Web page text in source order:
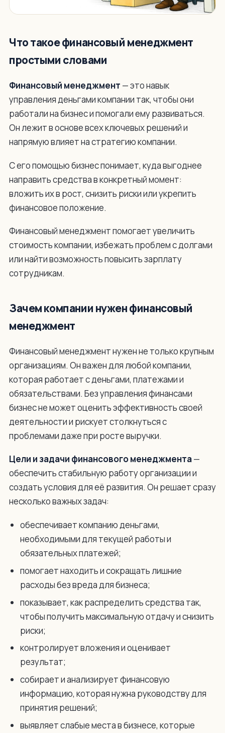
Что такое финансовый менеджмент
простыми словами
Финансовый менеджмент — это навык
управления деньгами компании так, чтобы они
работали на бизнес и помогали ему развиваться.
Он лежит в основе всех ключевых решений и
напрямую влияет на стратегию компании.
С его помощью бизнес понимает, куда выгоднее
направить средства в конкретный момент:
вложить их в рост, снизить риски или укрепить
финансовое положение.
Финансовый менеджмент помогает увеличить
стоимость компании, избежать проблем с долгами
или найти возможность повысить зарплату
сотрудникам.
Зачем компании нужен финансовый
менеджмент
Финансовый менеджмент нужен не только крупным
организациям. Он важен для любой компании,
которая работает с деньгами, платежами и
обязательствами. Без управления финансами
бизнес не может оценить эффективность своей
деятельности и рискует столкнуться с
проблемами даже при росте выручки.
Цели и задачи финансового менеджмента—
обеспечить стабильную работу организации и
создать условия для её развития. Он решает сразу
несколько важных задач:
обеспечивает компанию деньгами,
необходимыми для текущей работы и
обязательных платежей;
помогает находить и сокращать лишние
расходы без вреда для бизнеса;
показывает, как распределить средства так,
чтобы получить максимальную отдачу и снизить
риски;
контролирует вложения и оценивает
результат;
собирает и анализирует финансовую
информацию, которая нужна руководству для
принятия решений;
выявляет слабые места в бизнесе, которые